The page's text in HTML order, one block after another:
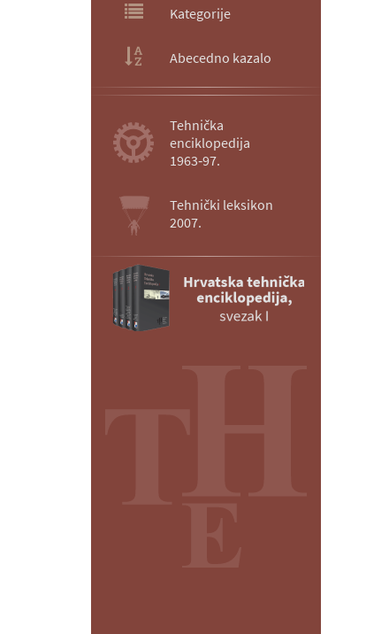
Kategorije
Abecedno kazalo
Tehnička
enciklopedija
1963‑97.
Tehnički leksikon
2007.